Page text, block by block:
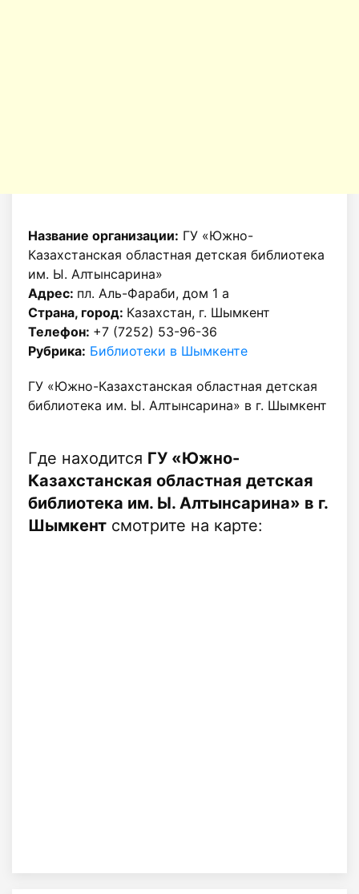
Название организации: ГУ «Южно-
Казахстанская областная детская библиотека
им. Ы. Алтынсарина»
Адрес: пл. Аль-Фараби, дом 1 а
Страна, город: Казахстан, г. Шымкент
Телефон: +7 (7252) 53-96-36
Рубрика: Библиотеки в Шымкенте
ГУ «Южно-Казахстанская областная детская
библиотека им. Ы. Алтынсарина» в г. Шымкент
Где находится ГУ «Южно-
Казахстанская областная детская
библиотека им. Ы. Алтынсарина» в г.
Шымкент смотрите на карте: